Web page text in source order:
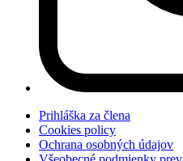
Prihláška za člena
Cookies policy
Ochrana osobných údajov